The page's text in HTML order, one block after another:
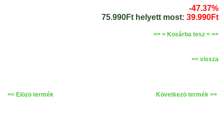
-47.37%
75.990Ft helyett most: 39.990Ft
>> > Kosárba tesz < <<
<< vissza
<< Elözö termék Következö termék >>